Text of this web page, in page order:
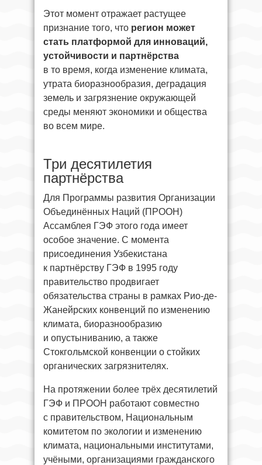
Этот момент отражает растущее
признание того, что регион может
стать платформой для инноваций,
устойчивости и партнёрства
в то время, когда изменение климата,
утрата биоразнообразия, деградация
земель и загрязнение окружающей
среды меняют экономики и общества
во всем мире.
Три десятилетия
партнёрства
Для Программы развития Организации
Объединённых Наций (ПРООН)
Ассамблея ГЭФ этого года имеет
особое значение. С момента
присоединения Узбекистана
к партнёрству ГЭФ в 1995 году
правительство продвигает
обязательства страны в рамках Рио-де-
Жанейрских конвенций по изменению
климата, биоразнообразию
и опустыниванию, а также
Стокгольмской конвенции о стойких
органических загрязнителях.
На протяжении более трёх десятилетий
ГЭФ и ПРООН работают совместно
с правительством, Национальным
комитетом по экологии и изменению
климата, национальными институтами,
учёными, организациями гражданского